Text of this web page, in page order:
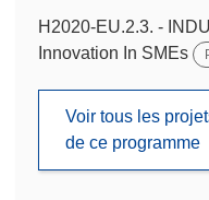
H2020-EU.2.3. -
Innovation In SMEs
Voir tous les
de ce programme